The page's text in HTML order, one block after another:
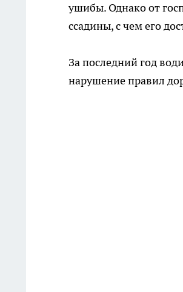
ушибы. Однако от
ссадины, с чем его
За последний год
нарушение правил